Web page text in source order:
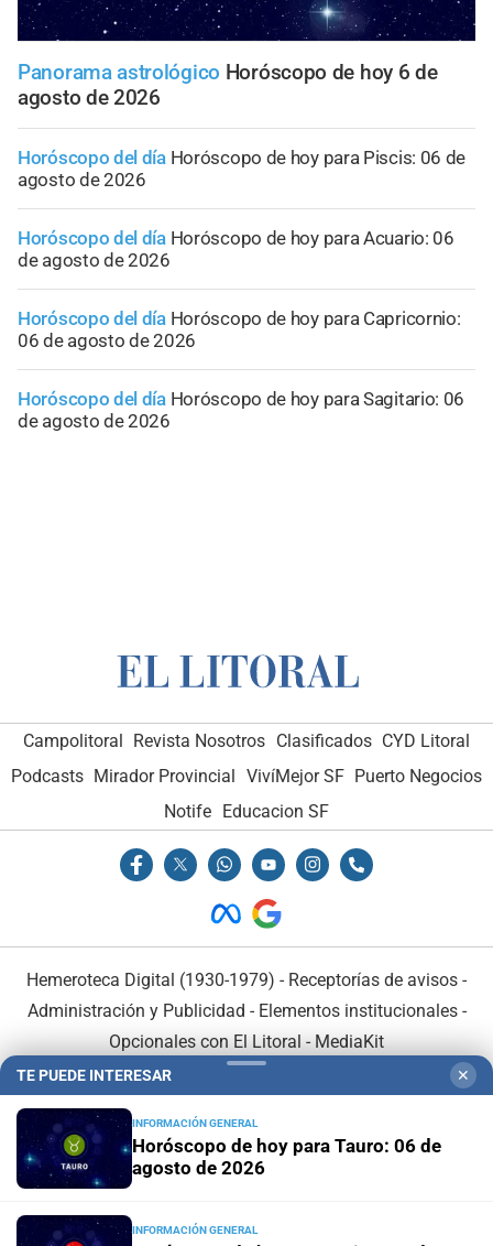
Panorama astrológico Horóscopo de hoy 6 de
agosto de 2026
Horóscopo del día Horóscopo de hoy para Piscis: 06 de
agosto de 2026
Horóscopo del día Horóscopo de hoy para Acuario: 06
de agosto de 2026
Horóscopo del día Horóscopo de hoy para Capricornio:
06 de agosto de 2026
Horóscopo del día Horóscopo de hoy para Sagitario: 06
de agosto de 2026
Campolitoral Revista Nosotros Clasificados CYD Litoral
Podcasts Mirador Provincial VivíMejor SF Puerto Negocios
Notife Educacion SF
Hemeroteca Digital (1930-1979) - Receptorías de avisos -
Administración y Publicidad - Elementos institucionales-
Opcionales con El Litoral - MediaKit
TE PUEDE INTERESAR ✕
INFORMACIÓN GENERAL
Horóscopo de hoy para Tauro: 06 de
agosto de 2026
INFORMACIÓN GENERAL